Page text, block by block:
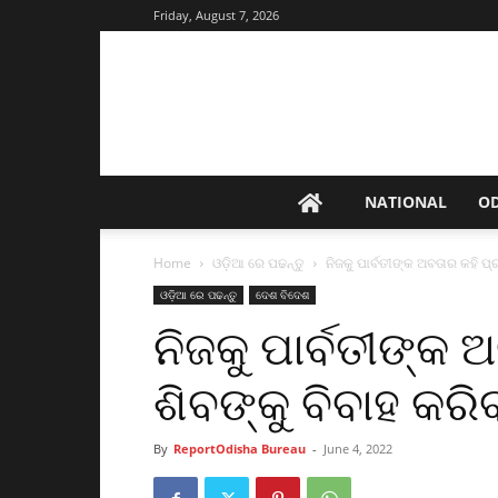
Friday, August 7, 2026
NATIONAL
Home ଓଡ଼ିଆ ରେ ପଢନ୍ତୁ ନିଜକୁ ପାର୍ବତୀଙ୍କ ଅବତାର କହି
ଓଡ଼ିଆ ରେ ପଢନ୍ତୁ ଦେଶ ବିଦେଶ
ନିଜକୁ ପାର୍ବତୀଙ୍କ
ଶିବଙ୍କୁ ବିବାହ
By ReportOdisha Bureau - June 4, 2022